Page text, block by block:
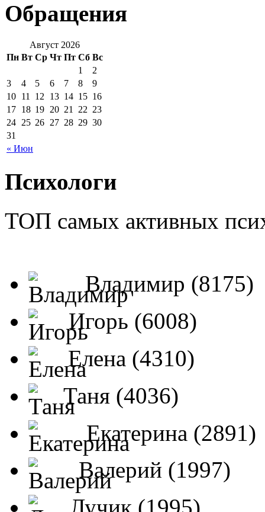
Обращения
Август 2026
Пн Вт Ср Чт Пт Сб Вс
« Июн
1
2
3
4 5 6 7 8
9
10 11 12 13 14 15 16
17 18 19 20 21 22 23
24 25 26 27 28 29 30
31
Психологи
ТОП самых активных
Владимир (8175)
Игорь (6008)
Елена (4310)
Таня (4036)
Екатерина (2891)
Валерий (1997)